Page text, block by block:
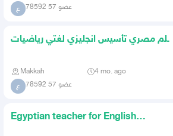
ع عضو 57 78592
معلم مصري تأسيس انجليزي لغتي رياضيات
Makkah 4 mo. ago
ع عضو 57 78592
Egyptian teacher for English